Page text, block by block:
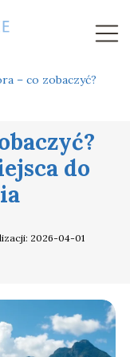
– co zobaczyć?
do
2026-04-01